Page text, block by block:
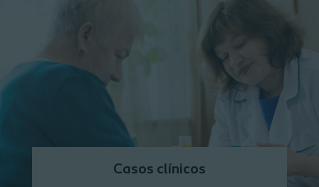
Casos clínicos